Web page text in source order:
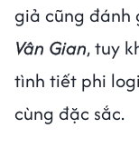
giả cũng đánh
Vân Gian, tuy
tình tiết phi
cùng đặc sắc.